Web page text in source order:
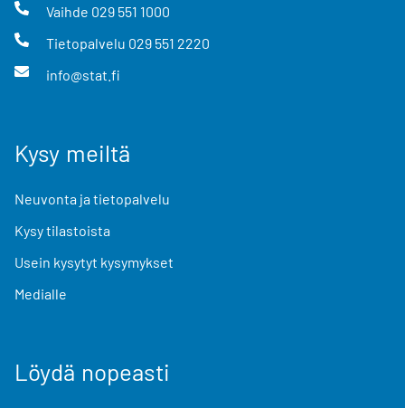
Vaihde 029 551 1000
Tietopalvelu 029 551 2220
info@stat.fi
Kysy meiltä
Neuvonta ja tietopalvelu
Kysy tilastoista
Usein kysytyt kysymykset
Medialle
Löydä nopeasti